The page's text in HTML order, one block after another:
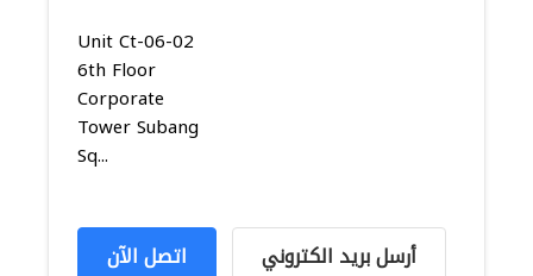
Unit Ct-06-02
6th Floor
Corporate
Tower Subang
Sq...
اتصل الآن أرسل بريد الكتروني